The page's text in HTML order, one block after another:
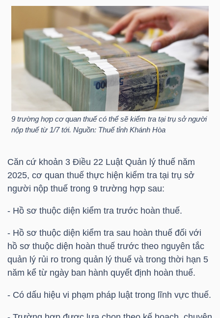
9 trường hợp cơ quan thuế có thể sẽ kiểm tra tại trụ sở người
nộp thuế từ 1/7 tới. Nguồn: Thuế tỉnh Khánh Hòa
Căn cứ khoản 3 Điều 22 Luật Quản lý thuế năm
2025, cơ quan thuế thực hiện kiểm tra tại trụ sở
người nộp thuế trong 9 trường hợp sau:
- Hồ sơ thuộc diện kiểm tra trước hoàn thuế.
- Hồ sơ thuộc diện kiểm tra sau hoàn thuế đối với
hồ sơ thuộc diện hoàn thuế trước theo nguyên tắc
quản lý rủi ro trong quản lý thuế và trong thời hạn 5
năm kể từ ngày ban hành quyết định hoàn thuế.
- Có dấu hiệu vi phạm pháp luật trong lĩnh vực thuế.
KINH
GIỚI
ĐÔNG
DƯƠNG
CHÍNH
CÁ
NHÂN